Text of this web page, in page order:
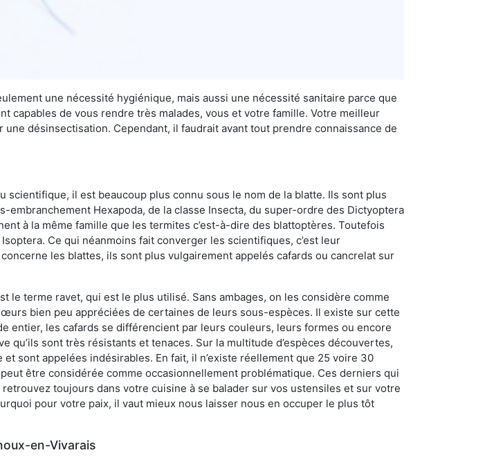
une nécessité hygiénique, mais aussi une nécessité sanitaire parce que
capables de vous rendre très malades, vous et votre famille. Votre meilleur
désinsectisation. Cependant, il faudrait avant tout prendre connaissance de
scientifique, il est beaucoup plus connu sous le nom de la blatte. Ils sont plus
embranchement Hexapoda, de la classe Insecta, du super-ordre des Dictyoptera
à la même famille que les termites c’est-à-dire des blattoptères. Toutefois
Ce qui néanmoins fait converger les scientifiques, c’est leur
les blattes, ils sont plus vulgairement appelés cafards ou cancrelat sur
le terme ravet, qui est le plus utilisé. Sans ambages, on les considère comme
bien peu appréciées de certaines de leurs sous-espèces. Il existe sur cette
entier, les cafards se différencient par leurs couleurs, leurs formes ou encore
qu’ils sont très résistants et tenaces. Sur la multitude d’espèces découvertes,
sont appelées indésirables. En fait, il n’existe réellement que 25 voire 30
être considérée comme occasionnellement problématique. Ces derniers qui
toujours dans votre cuisine à se balader sur vos ustensiles et sur votre
pour votre paix, il vaut mieux nous laisser nous en occuper le plus tôt
en-Vivarais